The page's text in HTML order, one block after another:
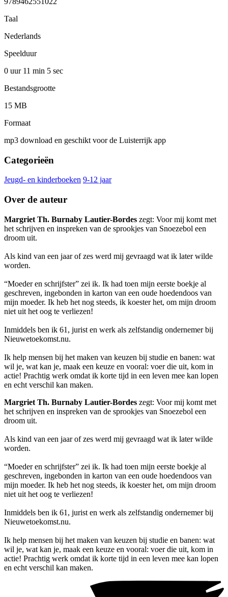
Taal
Nederlands
Speelduur
0 uur 11 min 5 sec
Bestandsgrootte
15 MB
Formaat
mp3 download en geschikt voor de Luisterrijk app
Categorieën
Jeugd- en kinderboeken 9-12 jaar
Over de auteur
Margriet Th. Burnaby Lautier-Bordes zegt: Voor mij komt met
het schrijven en inspreken van de sprookjes van Snoezebol een
droom uit.
Als kind van een jaar of zes werd mij gevraagd wat ik later wilde
worden.
“Moeder en schrijfster” zei ik. Ik had toen mijn eerste boekje al
geschreven, ingebonden in karton van een oude hoedendoos van
mijn moeder. Ik heb het nog steeds, ik koester het, om mijn droom
niet uit het oog te verliezen!
Inmiddels ben ik 61, jurist en werk als zelfstandig ondernemer bij
Nieuwetoekomst.nu.
Ik help mensen bij het maken van keuzen bij studie en banen: wat
wil je, wat kan je, maak een keuze en vooral: voer die uit, kom in
actie! Prachtig werk omdat ik korte tijd in een leven mee kan lopen
en echt verschil kan maken.
Margriet Th. Burnaby Lautier-Bordes zegt: Voor mij komt met
het schrijven en inspreken van de sprookjes van Snoezebol een
droom uit.
Als kind van een jaar of zes werd mij gevraagd wat ik later wilde
worden.
“Moeder en schrijfster” zei ik. Ik had toen mijn eerste boekje al
geschreven, ingebonden in karton van een oude hoedendoos van
mijn moeder. Ik heb het nog steeds, ik koester het, om mijn droom
niet uit het oog te verliezen!
Inmiddels ben ik 61, jurist en werk als zelfstandig ondernemer bij
Nieuwetoekomst.nu.
Ik help mensen bij het maken van keuzen bij studie en banen: wat
wil je, wat kan je, maak een keuze en vooral: voer die uit, kom in
actie! Prachtig werk omdat ik korte tijd in een leven mee kan lopen
en echt verschil kan maken.